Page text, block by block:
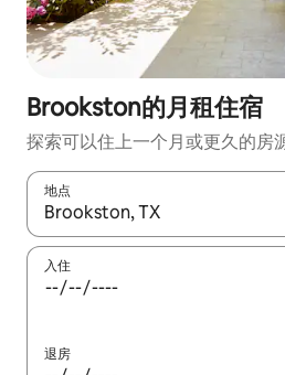
Brookston的月租住宿
探索可以住上一个月或更久的房
地点
如有搜索结果，请使用上下方向
入住
退房